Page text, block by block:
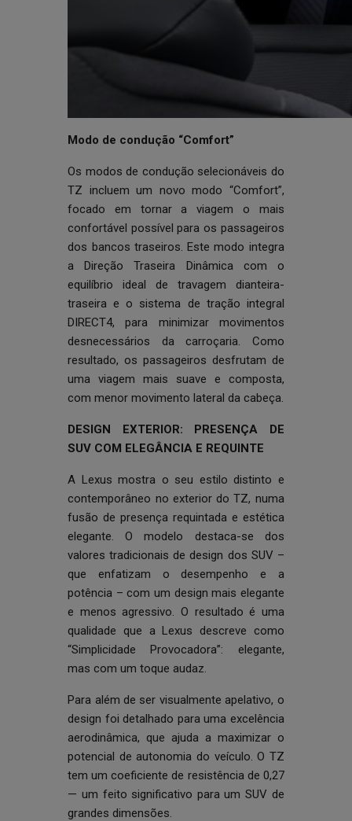
Modo de condução “Comfort”
Os modos de condução selecionáveis do
TZ incluem um novo modo “Comfort”,
focado em tornar a viagem o mais
confortável possível para os passageiros
dos bancos traseiros. Este modo integra
a Direção Traseira Dinâmica com o
equilíbrio ideal de travagem dianteira-
traseira e o sistema de tração integral
DIRECT4, para minimizar movimentos
desnecessários da carroçaria. Como
resultado, os passageiros desfrutam de
uma viagem mais suave e composta,
com menor movimento lateral da cabeça.
DESIGN EXTERIOR: PRESENÇA DE
SUV COM ELEGÂNCIA E REQUINTE
A Lexus mostra o seu estilo distinto e
contemporâneo no exterior do TZ, numa
fusão de presença requintada e estética
elegante. O modelo destaca-se dos
valores tradicionais de design dos SUV –
que enfatizam o desempenho e a
potência – com um design mais elegante
e menos agressivo. O resultado é uma
qualidade que a Lexus descreve como
“Simplicidade Provocadora”: elegante,
mas com um toque audaz.
Para além de ser visualmente apelativo, o
design foi detalhado para uma excelência
aerodinâmica, que ajuda a maximizar o
potencial de autonomia do veículo. O TZ
tem um coeficiente de resistência de 0,27
— um feito significativo para um SUV de
grandes dimensões.